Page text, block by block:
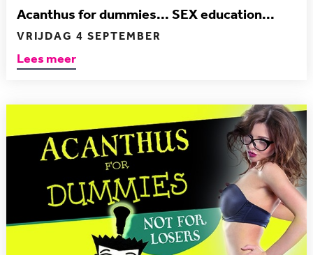
Acanthus for dummies... SEX education...
VRIJDAG 4 SEPTEMBER
Lees meer